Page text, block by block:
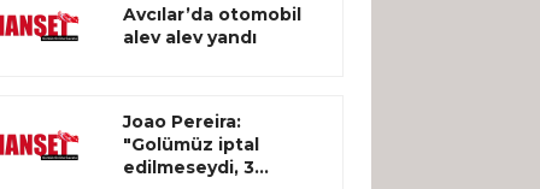
Avcılar’da otomobil
alev alev yandı
Joao Pereira:
"Golümüz iptal
edilmeseydi, 3...